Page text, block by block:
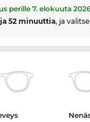
perille7. elokuuta
52 minuuttia, ja valitse